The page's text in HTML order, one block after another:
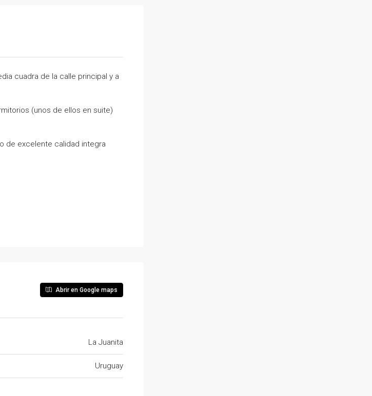
cuadra de la calle principal y a
(unos de ellos en suite)
de excelente calidad integra
Abrir en Google maps
La Juanita
Uruguay